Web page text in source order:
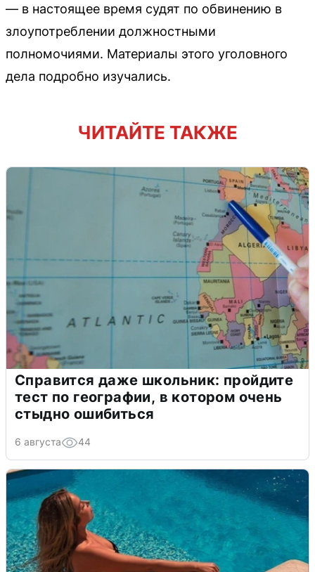
— в настоящее время судят по обвинению в
злоупотреблении должностными
полномочиями. Материалы этого уголовного
дела подробно изучались.
ЧИТАЙТЕ ТАКЖЕ
Справится даже школьник: пройдите
тест по географии, в котором очень
стыдно ошибиться
6 августа 44